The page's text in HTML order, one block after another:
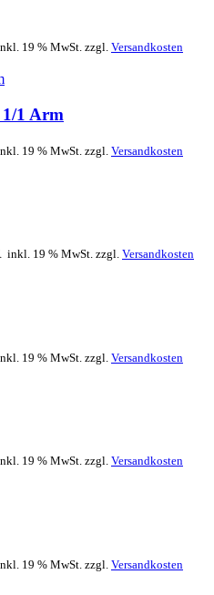
19 % MwSt. zzgl. Versandkosten
1 Arm
19 % MwSt. zzgl. Versandkosten
inkl. 19 % MwSt. zzgl. Versandkosten
19 % MwSt. zzgl. Versandkosten
19 % MwSt. zzgl. Versandkosten
19 % MwSt. zzgl. Versandkosten